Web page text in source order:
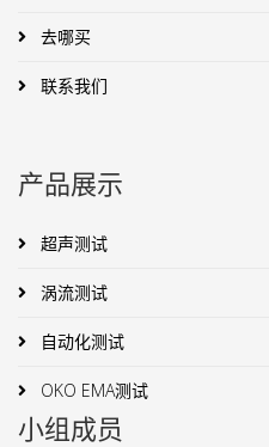
去哪买
联系我们
产品展示
超声测试
涡流测试
自动化测试
OKO EMA测试
小组成员